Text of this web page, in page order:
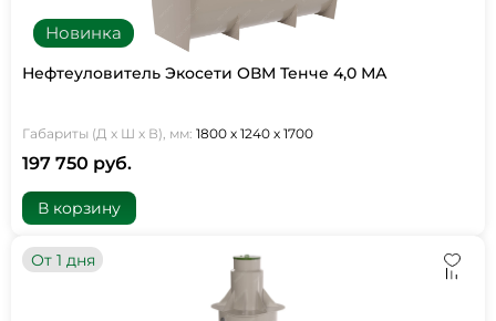
Новинка
Нефтеуловитель Экосети ОВМ Тенче 4,0 МА
Габариты (Д х Ш х В), мм: 1800 х 1240 х 1700
197 750 руб.
В корзину
От 1 дня